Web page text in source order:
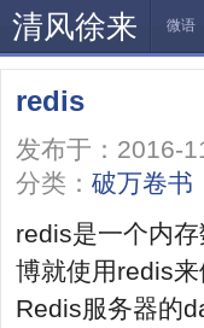
清风徐来 微语
redis
发布于：2016-
分类： 破万卷书
redis是一个内
博就使用redis
Redis服务器的